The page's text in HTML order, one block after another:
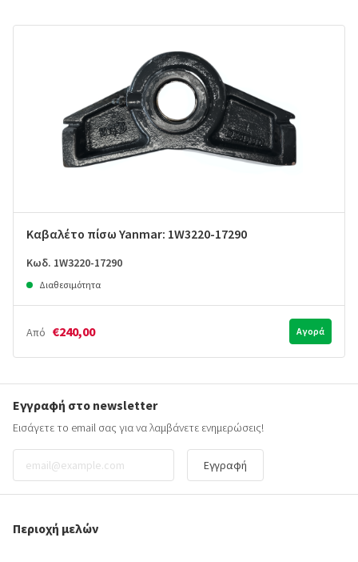
Καβαλέτο πίσω Yanmar: 1W3220-17290
Κωδ. 1W3220-17290
Διαθεσιμότητα
Από €240,00 Αγορά
Εγγραφή στο newsletter
Εισάγετε το email σας για να λαμβάνετε ενημερώσεις!
Εγγραφή
Περιοχή μελών